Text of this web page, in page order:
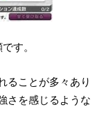
す。
ることが多々あり
さを感じるような